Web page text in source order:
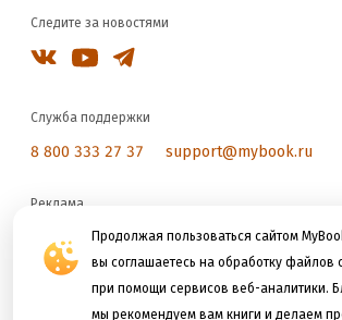
Продолжая пользоваться сайтом
вы соглашаетесь на обработку файлов
при помощи сервисов веб-аналитики.
мы рекомендуем вам книги и делаем
Следите за новостями
Служба поддержки
8 800 333 27 37 support@mybook.ru
Реклама
reklama@litres.ru
Мы принимаем к оплате